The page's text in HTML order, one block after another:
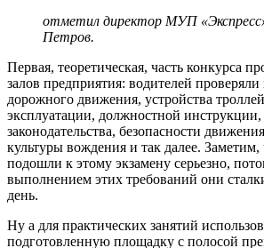
отметил директор МУП
Петров.
Первая, теоретическая, часть конкурса
залов предприятия: водителей
дорожного движения, устройства
эксплуатации, должностной инструкции,
законодательства, безопасности
культуры вождения и так далее.
подошли к этому экзамену серьезно,
выполнением этих требований они
день.
Ну а для практических занятий
подготовленную площадку с полосой